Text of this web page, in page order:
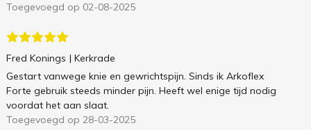
Toegevoegd op 02-08-2025
Fred Konings | Kerkrade
Gestart vanwege knie en gewrichtspijn. Sinds ik Arkoflex
Forte gebruik steeds minder pijn. Heeft wel enige tijd nodig
voordat het aan slaat.
Toegevoegd op 28-03-2025